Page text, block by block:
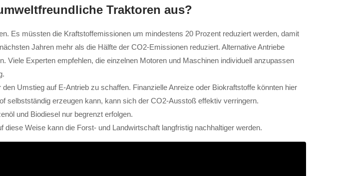
Traktoren aus?
Es müssten die Kraftstoffemissionen um mindestens 20 Prozent reduziert werden, damit
Jahren mehr als die Hälfte der CO2-Emissionen reduziert. Alternative Antriebe
Experten empfehlen, die einzelnen Motoren und Maschinen individuell anzupassen
Umstieg auf E-Antrieb zu schaffen. Finanzielle Anreize oder Biokraftstoffe könnten hier
selbstständig erzeugen kann, kann sich der CO2-Ausstoß effektiv verringern.
und Biodiesel nur begrenzt erfolgen.
Weise kann die Forst- und Landwirtschaft langfristig nachhaltiger werden.